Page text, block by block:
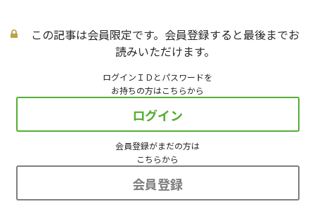
この記事は会員限定です。会員登録すると最後までお
読みいただけます。
ログインＩＤとパスワードを
お持ちの方はこちらから
ログイン
会員登録がまだの方は
こちらから
会員登録